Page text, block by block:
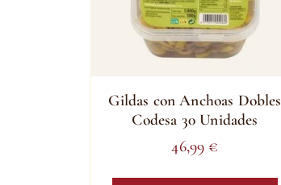
Gildas con Anchoas Dobles
Codesa 30 Unidades
46,99 €